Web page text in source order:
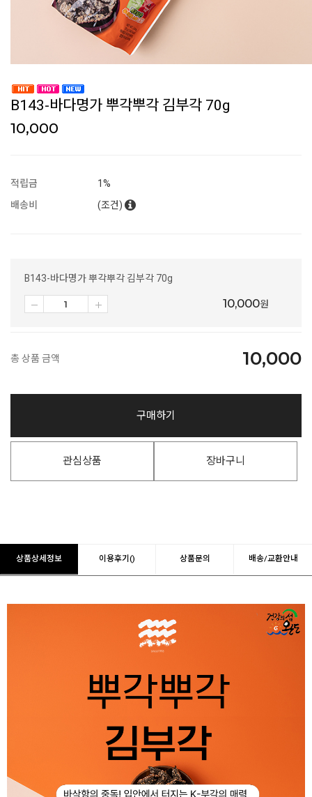
B143-바다명가 뿌각뿌각 김부각 70g
10,000
적립금
1%
배송비
(조건)
B143-바다명가 뿌각뿌각 김부각 70g
10,000원
총 상품 금액 10,000
구매하기
관심상품 장바구니
상품상세정보 이용후기() 상품문의 배송/교환안내